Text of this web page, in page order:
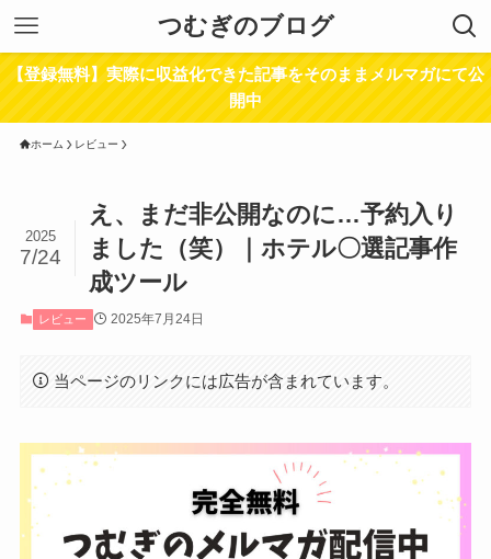
つむぎのブログ
【登録無料】実際に収益化できた記事をそのままメルマガにて公
開中
ホーム レビュー
え、まだ非公開なのに…予約入り
ました（笑）｜ホテル〇選記事作
成ツール
2025
7/24
レビュー 2025年7月24日
当ページのリンクには広告が含まれています。